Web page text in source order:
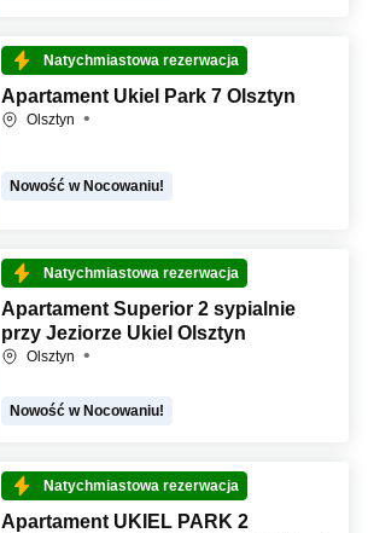
Natychmiastowa rezerwacja
Apartament Ukiel Park 7 Olsztyn
Olsztyn
Nowość w Nocowaniu!
Natychmiastowa rezerwacja
Apartament Superior 2 sypialnie
przy Jeziorze Ukiel Olsztyn
Olsztyn
Nowość w Nocowaniu!
Natychmiastowa rezerwacja
Apartament UKIEL PARK 2